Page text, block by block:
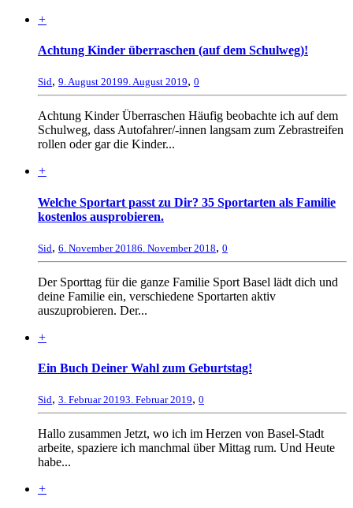
+
Achtung Kinder überraschen (auf dem Schulweg)!
Sid, 9. August 20199. August 2019, 0
Achtung Kinder Überraschen Häufig beobachte ich auf dem
Schulweg, dass Autofahrer/-innen langsam zum Zebrastreifen
rollen oder gar die Kinder...
+
Welche Sportart passt zu Dir? 35 Sportarten als Familie
kostenlos ausprobieren.
Sid, 6. November 20186. November 2018, 0
Der Sporttag für die ganze Familie Sport Basel lädt dich und
deine Familie ein, verschiedene Sportarten aktiv
auszuprobieren. Der...
+
Ein Buch Deiner Wahl zum Geburtstag!
Sid, 3. Februar 20193. Februar 2019, 0
Hallo zusammen Jetzt, wo ich im Herzen von Basel-Stadt
arbeite, spaziere ich manchmal über Mittag rum. Und Heute
habe...
+